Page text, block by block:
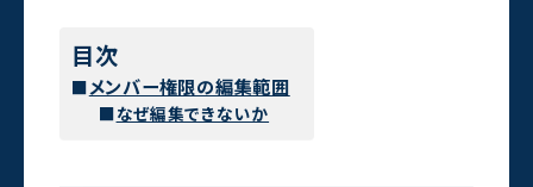
目次
メンバー権限の編集範囲
なぜ編集できないか